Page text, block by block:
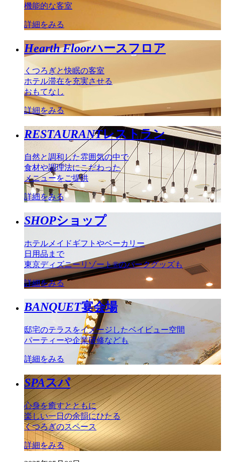
機能的な客室
詳細をみる
Hearth Floorハースフロア
くつろぎと快眠の客室
ホテル滞在を充実させる
おもてなし
詳細をみる
RESTAURANTレストラン
自然と調和した雰囲気の中で
食材や調理法にこだわった
メニューをご提供
詳細をみる
SHOPショップ
ホテルメイドギフトやベーカリー
日用品まで
東京ディズニーリゾート®のパークグッズも
詳細をみる
BANQUET宴会場
邸宅のテラスをイメージしたベイビュー空間
パーティーや企業研修なども
詳細をみる
SPAスパ
心身を癒すとともに
楽しい一日の余韻にひたる
くつろぎのスペース
詳細をみる